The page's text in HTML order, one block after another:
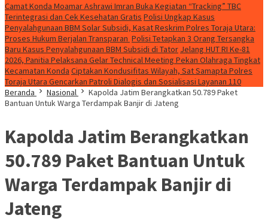
Camat Konda Moamar Ashrawi Imran Buka Kegiatan “Tracking” TBC
Terintegrasi dan Cek Kesehatan Gratis Polisi Ungkap Kasus
Penyalahgunaan BBM Solar Subsidi, Kasat Reskrim Polres Toraja Utara:
Proses Hukum Berjalan Transparan Polisi Tetapkan 3 Orang Tersangka
Baru Kasus Penyalahgunaan BBM Subsidi di Tator Jelang HUT RI Ke-81
2026, Panitia Pelaksana Gelar Technical Meeting Pekan Olahraga Tingkat
Kecamatan Konda Ciptakan Kondusifitas Wilayah, Sat Samapta Polres
Toraja Utara Gencarkan Patroli Dialogis dan Sosialisasi Layanan 110
Beranda
Nasional
Kapolda Jatim Berangkatkan 50.789 Paket
Bantuan Untuk Warga Terdampak Banjir di Jateng
Kapolda Jatim Berangkatkan
50.789 Paket Bantuan Untuk
Warga Terdampak Banjir di
Jateng